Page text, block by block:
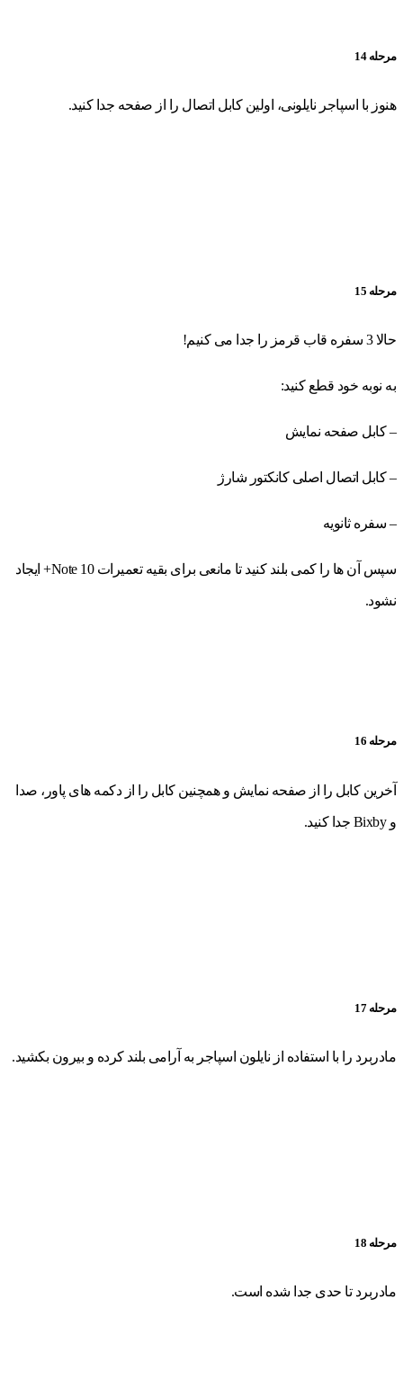
مرحله 14
هنوز با اسپاجر نایلونی، اولین کابل اتصال را از صفحه جدا کنید.
مرحله 15
حالا 3 سفره قاب قرمز را جدا می کنیم!
به نوبه خود قطع کنید:
– کابل صفحه نمایش
– کابل اتصال اصلی کانکتور شارژ
– سفره ثانویه
سپس آن ها را کمی بلند کنید تا مانعی برای بقیه تعمیرات Note 10+ ایجاد
نشود.
مرحله 16
آخرین کابل را از صفحه نمایش و همچنین کابل را از دکمه های پاور، صدا
و Bixby جدا کنید.
مرحله 17
مادربرد را با استفاده از نایلون اسپاجر به آرامی بلند کرده و بیرون بکشید.
مرحله 18
مادربرد تا حدی جدا شده است.